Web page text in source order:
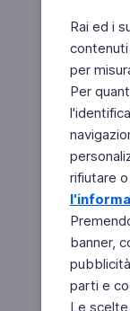
Rai ed i
per
Per
rifiutare
banner,
parti e
Le